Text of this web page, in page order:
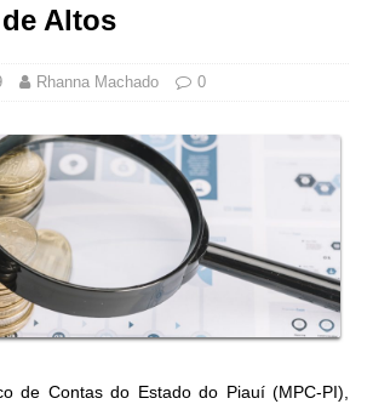
Altos
Rhanna Machado 0
de Contas do Estado do Piauí (MPC-PI),